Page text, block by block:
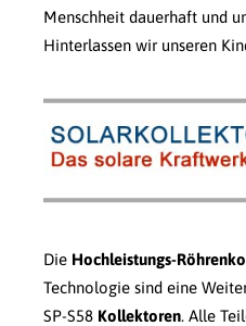
Menschheit dauerhaft und
Hinterlassen wir unseren
Die Hochleistungs-
Technologie sind eine
SP-S58 Kollektoren. Alle